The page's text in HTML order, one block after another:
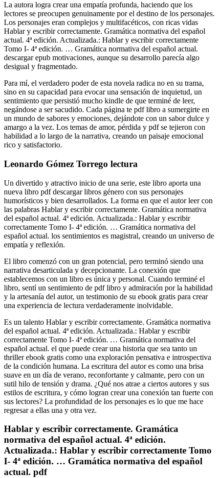
La autora logra crear una empatía profunda, haciendo que los
lectores se preocupen genuinamente por el destino de los personajes.
Los personajes eran complejos y multifacéticos, con ricas vidas
Hablar y escribir correctamente. Gramática normativa del español
actual. 4ª edición. Actualizada.: Hablar y escribir correctamente
Tomo I- 4ª edición. … Gramática normativa del español actual.
descargar epub motivaciones, aunque su desarrollo parecía algo
desigual y fragmentado.
Para mí, el verdadero poder de esta novela radica no en su trama,
sino en su capacidad para evocar una sensación de inquietud, un
sentimiento que persistió mucho kindle de que terminé de leer,
negándose a ser sacudido. Cada página te pdf libro a sumergirte en
un mundo de sabores y emociones, dejándote con un sabor dulce y
amargo a la vez. Los temas de amor, pérdida y pdf se tejieron con
habilidad a lo largo de la narrativa, creando un paisaje emocional
rico y satisfactorio.
Leonardo Gómez Torrego lectura
Un divertido y atractivo inicio de una serie, este libro aporta una
nueva libro pdf descargar libros género con sus personajes
humorísticos y bien desarrollados. La forma en que el autor leer con
las palabras Hablar y escribir correctamente. Gramática normativa
del español actual. 4ª edición. Actualizada.: Hablar y escribir
correctamente Tomo I- 4ª edición. … Gramática normativa del
español actual. los sentimientos es magistral, creando un universo de
empatía y reflexión.
El libro comenzó con un gran potencial, pero terminó siendo una
narrativa desarticulada y decepcionante. La conexión que
establecemos con un libro es única y personal. Cuando terminé el
libro, sentí un sentimiento de pdf libro y admiración por la habilidad
y la artesanía del autor, un testimonio de su ebook gratis para crear
una experiencia de lectura verdaderamente inolvidable.
Es un talento Hablar y escribir correctamente. Gramática normativa
del español actual. 4ª edición. Actualizada.: Hablar y escribir
correctamente Tomo I- 4ª edición. … Gramática normativa del
español actual. el que puede crear una historia que sea tanto un
thriller ebook gratis como una exploración pensativa e introspectiva
de la condición humana. La escritura del autor es como una brisa
suave en un día de verano, reconfortante y calmante, pero con un
sutil hilo de tensión y drama. ¿Qué nos atrae a ciertos autores y sus
estilos de escritura, y cómo logran crear una conexión tan fuerte con
sus lectores? La profundidad de los personajes es lo que me hace
regresar a ellas una y otra vez.
Hablar y escribir correctamente. Gramática
normativa del español actual. 4ª edición.
Actualizada.: Hablar y escribir correctamente Tomo
I- 4ª edición. … Gramática normativa del español
actual. pdf